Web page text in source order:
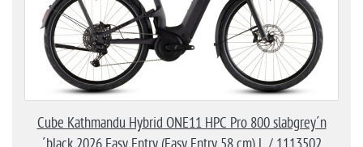
Cube Kathmandu Hybrid ONE11 HPC Pro 800 slabgrey´n